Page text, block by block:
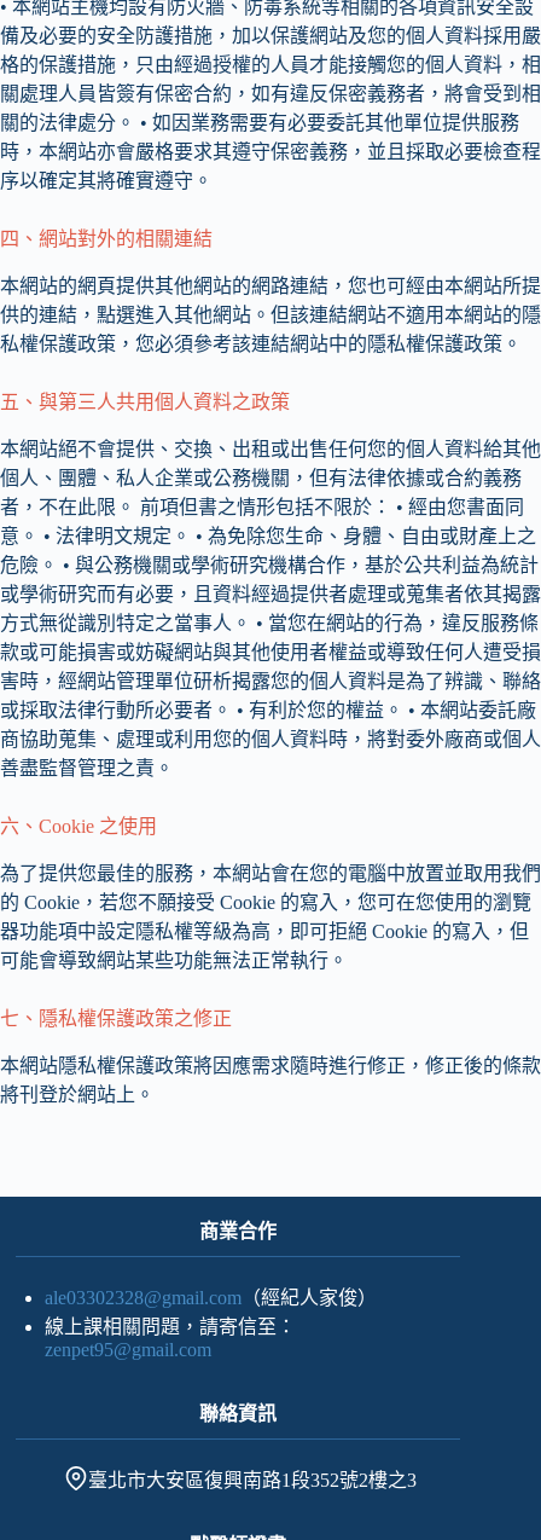
• 本網站主機均設有防火牆、防毒系統等相關的各項資訊安全設
備及必要的安全防護措施，加以保護網站及您的個人資料採用嚴
格的保護措施，只由經過授權的人員才能接觸您的個人資料，相
關處理人員皆簽有保密合約，如有違反保密義務者，將會受到相
關的法律處分。 • 如因業務需要有必要委託其他單位提供服務
時，本網站亦會嚴格要求其遵守保密義務，並且採取必要檢查程
序以確定其將確實遵守。
四、網站對外的相關連結
本網站的網頁提供其他網站的網路連結，您也可經由本網站所提
供的連結，點選進入其他網站。但該連結網站不適用本網站的隱
私權保護政策，您必須參考該連結網站中的隱私權保護政策。
五、與第三人共用個人資料之政策
本網站絕不會提供、交換、出租或出售任何您的個人資料給其他
個人、團體、私人企業或公務機關，但有法律依據或合約義務
者，不在此限。 前項但書之情形包括不限於： • 經由您書面同
意。 • 法律明文規定。 • 為免除您生命、身體、自由或財產上之
危險。 • 與公務機關或學術研究機構合作，基於公共利益為統計
或學術研究而有必要，且資料經過提供者處理或蒐集者依其揭露
方式無從識別特定之當事人。 • 當您在網站的行為，違反服務條
款或可能損害或妨礙網站與其他使用者權益或導致任何人遭受損
害時，經網站管理單位研析揭露您的個人資料是為了辨識、聯絡
或採取法律行動所必要者。 • 有利於您的權益。 • 本網站委託廠
商協助蒐集、處理或利用您的個人資料時，將對委外廠商或個人
善盡監督管理之責。
六、Cookie 之使用
為了提供您最佳的服務，本網站會在您的電腦中放置並取用我們
的 Cookie，若您不願接受 Cookie 的寫入，您可在您使用的瀏覽
器功能項中設定隱私權等級為高，即可拒絕 Cookie 的寫入，但
可能會導致網站某些功能無法正常執行。
七、隱私權保護政策之修正
本網站隱私權保護政策將因應需求隨時進行修正，修正後的條款
將刊登於網站上。
商業合作
ale03302328@gmail.com （經紀人家俊）
線上課相關問題，請寄信至：
zenpet95@gmail.com
聯絡資訊
臺北市大安區復興南路1段352號2樓之3